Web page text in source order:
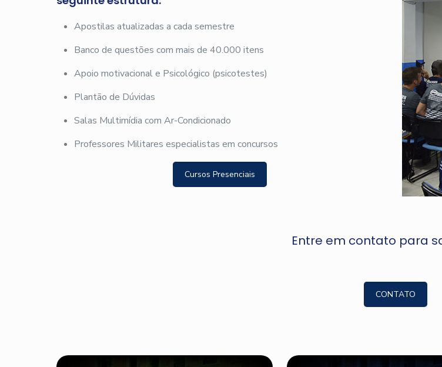
Apostilas atualizadas a cada semestre
Banco de questões com mais de 40.000 itens
Apoio motivacional e Psicológico (psicotestes)
Plantão de Dúvidas
Salas Multimídia com Ar-Condicionado
Professores Militares especialistas em concursos
Cursos Presenciais
Entre em contato para
CONTATO